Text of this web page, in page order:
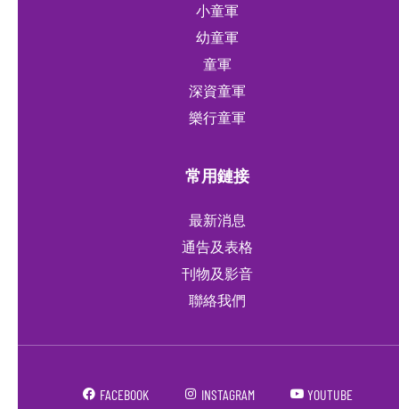
小童軍
幼童軍
童軍
深資童軍
樂行童軍
常用鏈接
最新消息
通告及表格
刊物及影音
聯絡我們
FACEBOOK INSTAGRAM YOUTUBE